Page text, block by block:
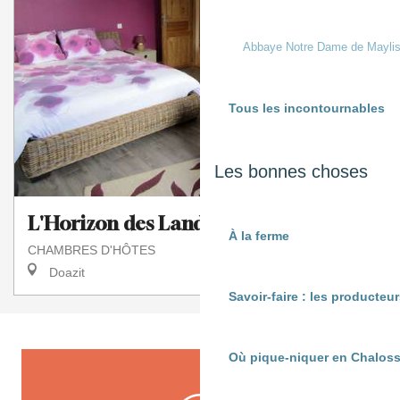
Abbaye Notre Dame de Maylis
Tous les incontournables
Les bonnes choses
À la ferme
Savoir-faire : les
Où pique-niquer en
L'Horizon des Landes
CHAMBRES D'HÔTES
Doazit